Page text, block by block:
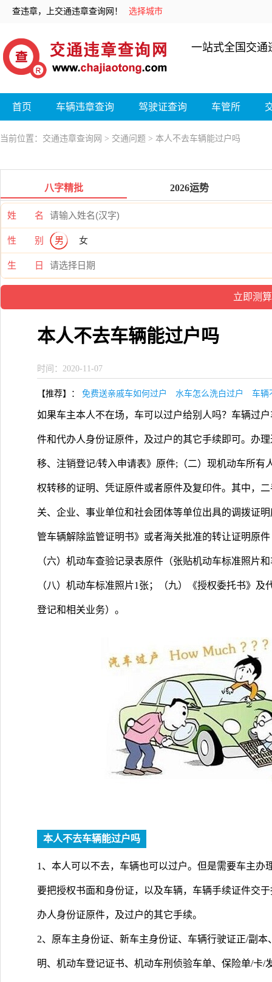
查违章，上交通违章查询网！ 选择城市
一站式全国交通
首页 车辆违章查询 驾驶证查询 车管所
当前位置： 交通违章查询网 > 交通问题 > 本人不去车辆能过户吗
八字精批 2026运势
姓 名
性 别 男 女
生 日
本人不去车辆能过户吗
时间：2020-11-07
【推荐】： 免费送亲戚车如何过户 水车怎么洗白过户 车辆
如果车主本人不在场，车可以过户给别人吗？车辆过
件和代办人身份证原件，及过户的其它手续即可。办
移、注销登记/转入申请表》原件;（二）现机动车所有
权转移的证明、凭证原件或者原件及复印件。其中，
关、企业、事业单位和社会团体等单位出具的调拨证
管车辆解除监管证明书》或者海关批准的转让证明原
（六）机动车查验记录表原件（张贴机动车标准照片
（八）机动车标准照片1张；（九）《授权委托书》
登记和相关业务）。
本人不去车辆能过户吗
1、本人可以不去，车辆也可以过户。但是需要车主
要把授权书面和身份证，以及车辆，车辆手续证件交
办人身份证原件，及过户的其它手续。
2、原车主身份证、新车主身份证、车辆行驶证正/副
明、机动车登记证书、机动车刑侦验车单、保险单/卡